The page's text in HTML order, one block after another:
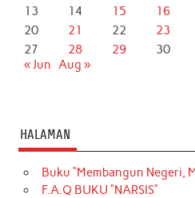
13
14 15 16
20
21 22 23
27
28 29 30
« Jun Aug »
HALAMAN
Buku “Membangun Negeri,
F.A.Q BUKU “NARSIS”